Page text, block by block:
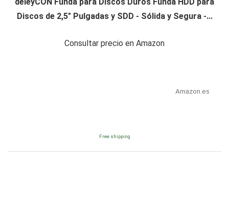
Discos de 2,5" Pulgadas y SDD - Sólida y Segura -...
Consultar precio en Amazon
Amazon.es
Free shipping